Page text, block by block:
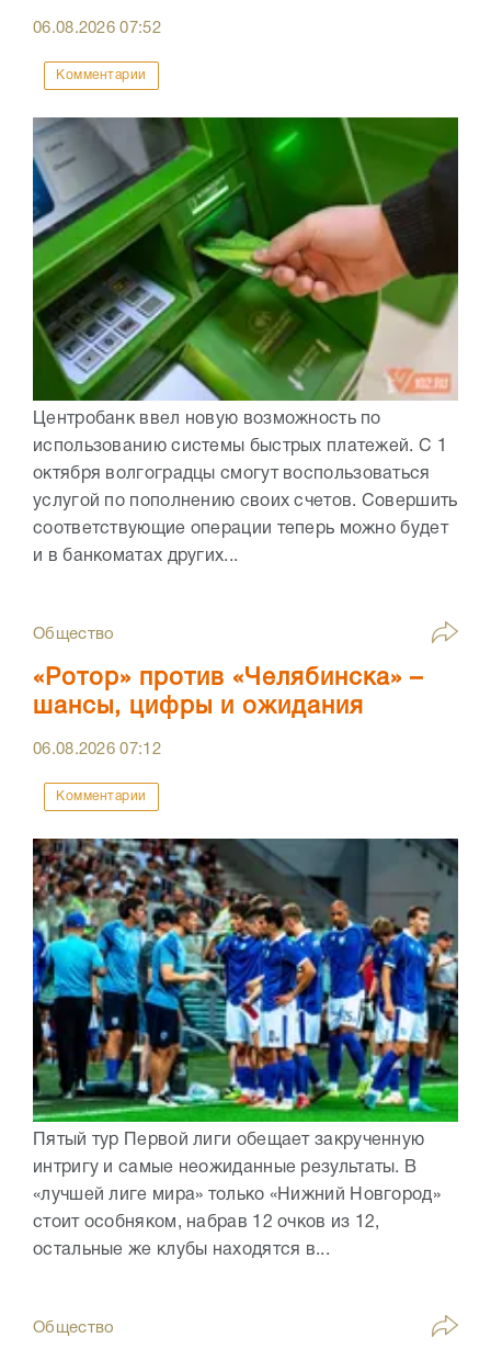
06.08.202607:52
Комментарии
Центробанк ввел новую возможность по
использованию системы быстрых платежей. С 1
октября волгоградцы смогут воспользоваться
услугой по пополнению своих счетов. Совершить
соответствующие операции теперь можно будет
и в банкоматах других...
Общество
«Ротор» против «Челябинска» –
шансы, цифры и ожидания
06.08.202607:12
Комментарии
Пятый тур Первой лиги обещает закрученную
интригу и самые неожиданные результаты. В
«лучшей лиге мира» только «Нижний Новгород»
стоит особняком, набрав 12 очков из 12,
остальные же клубы находятся в...
Общество